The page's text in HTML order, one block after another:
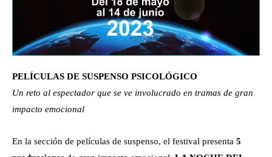
PELÍCULAS DE SUSPENSO PSICOLÓGICO
Un reto al espectador que se ve involucrado en tramas de gran
impacto emocional
En la sección de películas de suspenso, el festival presenta 5